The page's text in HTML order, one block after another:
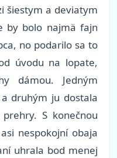
šiestym a deviatym
by bolo najmä fajn
no podarilo sa to
úvodu na lopate,
dámou. Jedným
druhým ju dostala
S konečnou
nespokojní obaja
uhrala bod menej